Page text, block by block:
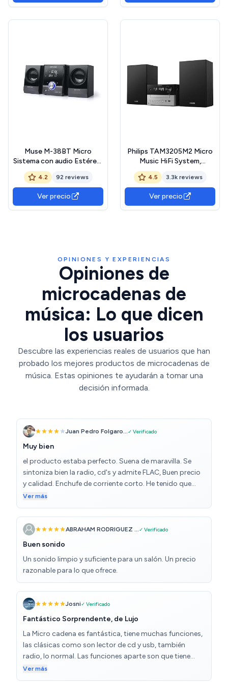
Sonido Digital, Mando a
Mando a Distancia
Muse M-38BT Micro
Sistema con audio Estéreo,
y Bluetooth
4.2 92 reviews
Ver precio
Philips TAM3205M2 Micro
Music HiFi System,
Bluetooth Enabled, CD
Player, USB, Auracast FM
Radio, 85% PCR Material
4.5 3.3k reviews
Ver precio
OPINIONES Y EXPERIENCIAS
Opiniones de
microcadenas de
música: Lo que dicen
los usuarios
Descubre las experiencias reales de usuarios que han
probado los mejores productos de microcadenas de
música. Estas opiniones te ayudarán a tomar una
decisión informada.
Juan Pedro Folgaro...✓ Verificado
Muy bien
el producto estaba perfecto. Suena de maravilla. Se
sintoniza bien la radio, cd's y admite FLAC, Buen precio
y calidad. Enchufe de corriente corto. He tenido que
comprar un alargador.
Ver más
ABRAHAM RODRIGUEZ ...✓ Verificado
Buen sonido
Un sonido limpio y suficiente para un salón. Un precio
razonable para lo que ofrece.
Josni✓ Verificado
Fantástico Sorprendente, de Lujo
La Micro cadena es fantástica, tiene muchas funciones,
las clásicas como son lector de cd y usb, también
radio, lo normal. Las funciones aparte son que tiene
reloj, BT (Bluetooth), mando a distancia (no todos lo
llevan), conexión a TV, memoria (grabar los canales de
Ver más